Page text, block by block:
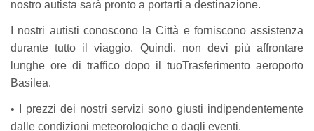
nostro autista sarà pronto a portarti a destinazione.
I nostri autisti conoscono la Città e forniscono assistenza
durante tutto il viaggio. Quindi, non devi più affrontare
lunghe ore di traffico dopo il tuoTrasferimento aeroporto
Basilea.
• I prezzi dei nostri servizi sono giusti indipendentemente
dalle condizioni meteorologiche o dagli eventi.